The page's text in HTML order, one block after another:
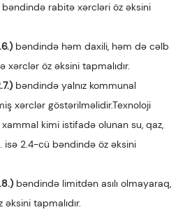
bəndində rabitə xərcləri öz əksini
bəndində həm daxili, həm də cəlb
öz əksini tapmalıdır.
bəndində yalnız kommunal
xərclər göstərilməlidir.Texnoloji
kimi istifadə olunan su, qaz,
isə 2.4-cü bəndində öz əksini
bəndində limitdən asılı olmayaraq,
tapmalıdır.